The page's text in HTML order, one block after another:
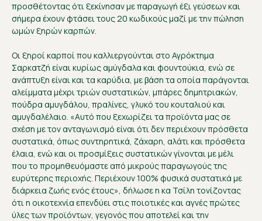
προσθέτοντας ότι ξεκίνησαν με παραγωγή έξι γεύσεων και
σήμερα έχουν φτάσει τους 20 κωδικούς μαζί με την πώληση
ωμών ξηρών καρπών.
Οι ξηροί καρποί που καλλιεργούνται στο Αγρόκτημα
Σαρκατζή είναι κυρίως αμύγδαλα και φουντούκια, ενώ σε
ανάπτυξη είναι και τα καρύδια, με βάση τα οποία παράγονται
αλείμματα μέχρι τριών συστατικών, μπάρες δημητριακών,
πούδρα αμυγδάλου, πραλίνες, γλυκό του κουταλιού και
αμυγδαλέλαιο. «Αυτό που ξεχωρίζει τα προϊόντα μας σε
σχέση με τον ανταγωνισμό είναι ότι δεν περιέχουν πρόσθετα
συστατικά, όπως συντηρητικά, ζάχαρη, αλάτι και πρόσθετα
έλαια, ενώ και οι προσμίξεις συστατικών γίνονται με μέλι
που το προμηθευόμαστε από μικρούς παραγωγούς της
ευρύτερης περιοχής. Περιέχουν 100% φυσικά συστατικά με
διάρκεια ζωής ενός έτους», δήλωσε η κα Τσίλη τονίζοντας
ότι η οικοτεχνία επενδύει στις ποιοτικές και αγνές πρώτες
ύλες των προϊόντων, γεγονός που αποτελεί και την